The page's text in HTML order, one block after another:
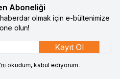
Aboneliği
olmak için e-bültenimize
olun!
Kayıt Ol
okudum, kabul ediyorum.